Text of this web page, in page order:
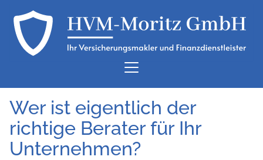
Wer ist eigentlich der
richtige Berater für Ihr
Unternehmen?